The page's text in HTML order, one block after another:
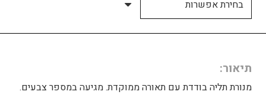
תיאור
מנורת תליה בודדת עם תאורה ממוקדת. מגיעה במספר צבעים.